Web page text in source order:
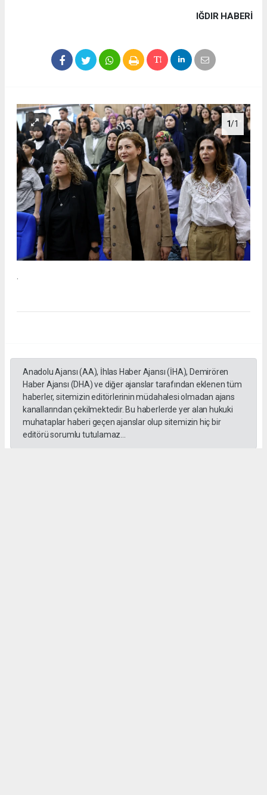
IĞDIR HABERİ
1/1
Anadolu Ajansı (AA), İhlas Haber Ajansı (İHA), Demirören
Haber Ajansı (DHA) ve diğer ajanslar tarafından eklenen tüm
haberler, sitemizin editörlerinin müdahalesi olmadan ajans
kanallarından çekilmektedir. Bu haberlerde yer alan hukuki
muhataplar haberi geçen ajanslar olup sitemizin hiç bir
editörü sorumlu tutulamaz...